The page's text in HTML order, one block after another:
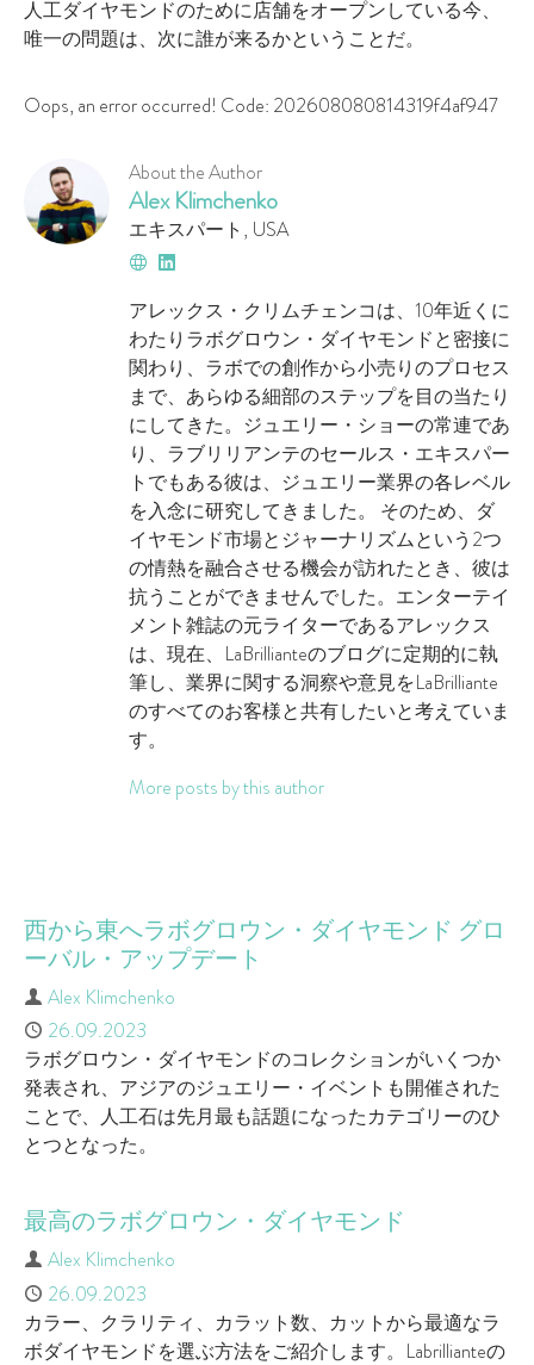
人工ダイヤモンドのために店舗をオープンしている今、
唯一の問題は、次に誰が来るかということだ。
Oops, an error occurred! Code: 202608080814319f4af947
About the Author
Alex Klimchenko
エキスパート , USA
WebsiteLinkedIn
アレックス・クリムチェンコは、10年近くに
わたりラボグロウン・ダイヤモンドと密接に
関わり、ラボでの創作から小売りのプロセス
まで、あらゆる細部のステップを目の当たり
にしてきた。ジュエリー・ショーの常連であ
り、ラブリリアンテのセールス・エキスパー
トでもある彼は、ジュエリー業界の各レベル
を入念に研究してきました。 そのため、ダ
イヤモンド市場とジャーナリズムという2つ
の情熱を融合させる機会が訪れたとき、彼は
抗うことができませんでした。エンターテイ
メント雑誌の元ライターであるアレックス
は、現在、LaBrillianteのブログに定期的に執
筆し、業界に関する洞察や意見をLaBrilliante
のすべてのお客様と共有したいと考えていま
す。
More posts by this author
西から東へラボグロウン・ダイヤモンド グロ
ーバル・アップデート
Author
Alex Klimchenko
Published
26.09.2023
ラボグロウン・ダイヤモンドのコレクションがいくつか
発表され、アジアのジュエリー・イベントも開催された
ことで、人工石は先月最も話題になったカテゴリーのひ
とつとなった。
最高のラボグロウン・ダイヤモンド
Author
Alex Klimchenko
Published
26.09.2023
カラー、クラリティ、カラット数、カットから最適なラ
ボダイヤモンドを選ぶ方法をご紹介します。Labrillianteの